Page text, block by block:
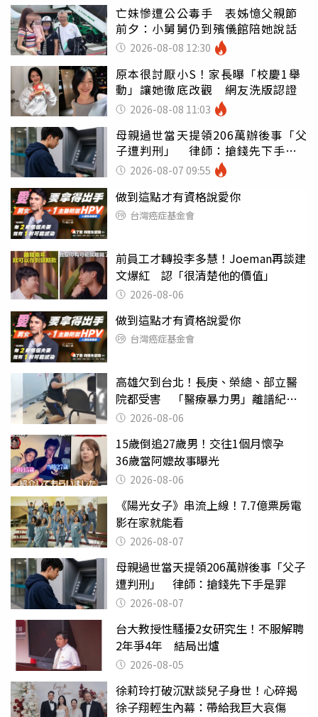
亡妹慘遭公公毒手 表姊憶父親節
前夕：小舅舅仍到殯儀館陪她說話
2026-08-08 12:30
原本很討厭小S！家長曝「校慶1舉
動」讓她徹底改觀 網友洗版認證
2026-08-08 11:03
母親過世當天提領206萬辦後事「父
子遭判刑」 律師：搶錢先下手是
罪 2026-08-07 09:55
做到這點才有資格說愛你
台灣癌症基金會
前員工才轉投李多慧！Joeman再談建
文爆紅 認「很清楚他的價值」
2026-08-06
做到這點才有資格說愛你
台灣癌症基金會
高雄欠到台北！長庚、榮總、部立醫
院都受害 「醫療暴力男」離譜紀錄
曝光2026-08-06
15歲倒追27歲男！交往1個月懷孕
36歲當阿嬤故事曝光
2026-08-06
《陽光女子》串流上線！7.7億票房電
影在家就能看
2026-08-07
母親過世當天提領206萬辦後事「父子
遭判刑」 律師：搶錢先下手是罪
2026-08-07
台大教授性騷擾2女研究生！不服解聘
2年爭4年 結局出爐
2026-08-05
徐莉玲打破沉默談兒子身世！心碎揭
徐子翔輕生內幕：帶給我巨大哀傷